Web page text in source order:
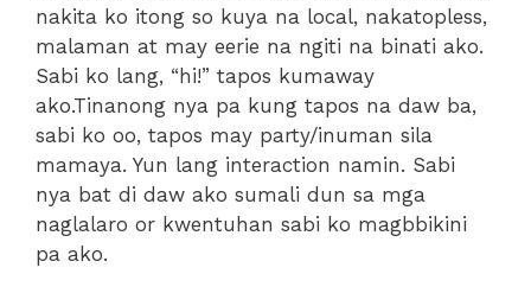
nakita ko itong so kuya na local, nakatopless,
malaman at may eerie na ngiti na binati ako.
Sabi ko lang, “hi!” tapos kumaway
ako.Tinanong nya pa kung tapos na daw ba,
sabi ko oo, tapos may party/inuman sila
mamaya. Yun lang interaction namin. Sabi
nya bat di daw ako sumali dun sa mga
naglalaro or kwentuhan sabi ko magbbikini
pa ako.